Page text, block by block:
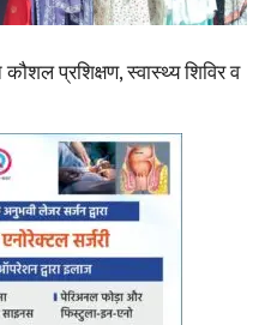
प्रशिक्षण, स्वास्थ्य शिविर व